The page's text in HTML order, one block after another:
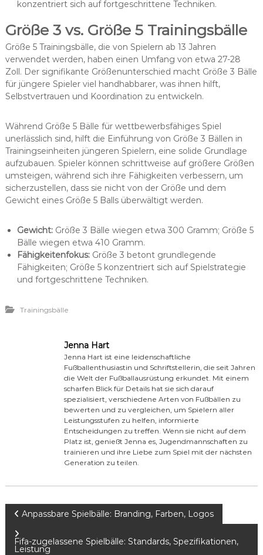
konzentriert sich auf fortgeschrittene Techniken.
Größe 3 vs. Größe 5 Trainingsbälle
Größe 5 Trainingsbälle, die von Spielern ab 13 Jahren
verwendet werden, haben einen Umfang von etwa 27-28
Zoll. Der signifikante Größenunterschied macht Größe 3 Bälle
für jüngere Spieler viel handhabbarer, was ihnen hilft,
Selbstvertrauen und Koordination zu entwickeln.
Während Größe 5 Bälle für wettbewerbsfähiges Spiel
unerlässlich sind, hilft die Einführung von Größe 3 Bällen in
Trainingseinheiten jüngeren Spielern, eine solide Grundlage
aufzubauen. Spieler können schrittweise auf größere Größen
umsteigen, während sich ihre Fähigkeiten verbessern, um
sicherzustellen, dass sie nicht von der Größe und dem
Gewicht eines Größe 5 Balls überwältigt werden.
Gewicht:Größe 3 Bälle wiegen etwa 300 Gramm; Größe 5
Bälle wiegen etwa 410 Gramm.
Fähigkeitenfokus:Größe 3 betont grundlegende
Fähigkeiten; Größe 5 konzentriert sich auf Spielstrategie
und fortgeschrittene Techniken.
Trainingsbälle
Jenna Hart
Jenna Hart ist eine leidenschaftliche
Fußballenthusiastin und Schriftstellerin, die seit Jahren
die Welt der Fußballausrüstung erkundet. Mit einem
scharfen Blick für Details hat sie sich darauf
spezialisiert, verschiedene Arten von Fußbällen zu
bewerten und zu vergleichen, um Spielern aller
Leistungsstufen zu helfen, informierte
Entscheidungen zu treffen. Wenn sie nicht auf dem
Platz ist, genießt Jenna es, Jugendmannschaften zu
trainieren und ihre Liebe zum Spiel mit der nächsten
Generation zu teilen.
P Anpassbare Spielbälle: Branding, Farben, Logos
Fifa-zugelassene Spielbälle: Standards, Spezifikationen,
Leistung